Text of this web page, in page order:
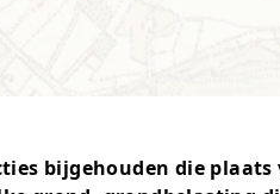
bijgehouden die plaats